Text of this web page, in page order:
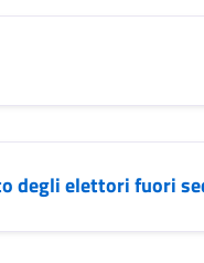
degli elettori fuori